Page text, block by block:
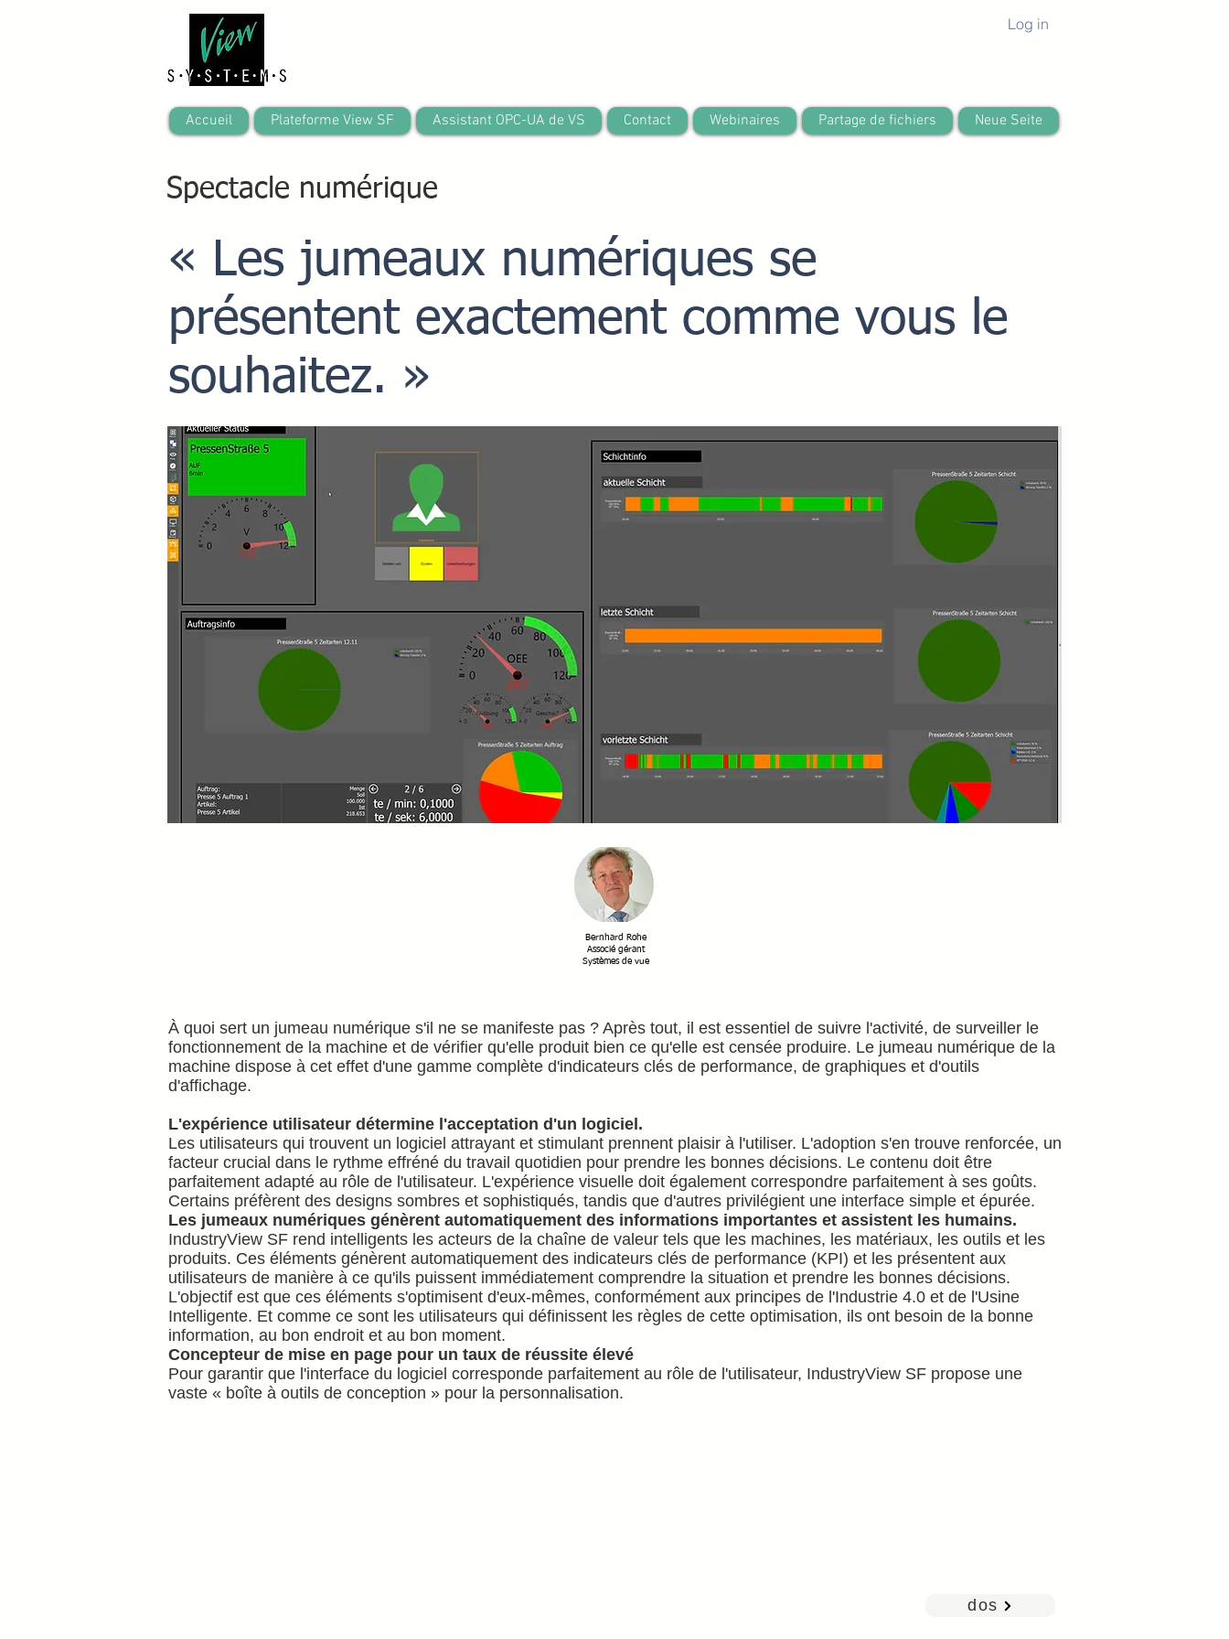
Log in
Accueil Plateforme View SF Assistant OPC-UA de VS Contact Webinaires Partage de fichiers Neue Seite
Spectacle numérique
« Les jumeaux numériques se
présentent exactement comme vous le
souhaitez. »
Bernhard Rohe
Associé gérant
Systèmes de vue
À quoi sert un jumeau numérique s'il ne se manifeste pas ? Après tout, il est essentiel de suivre l'activité, de surveiller le
fonctionnement de la machine et de vérifier qu'elle produit bien ce qu'elle est censée produire. Le jumeau numérique de la
machine dispose à cet effet d'une gamme complète d'indicateurs clés de performance, de graphiques et d'outils
d'affichage.
L'expérience utilisateur détermine l'acceptation d'un logiciel.
Les utilisateurs qui trouvent un logiciel attrayant et stimulant prennent plaisir à l'utiliser. L'adoption s'en trouve renforcée, un
facteur crucial dans le rythme effréné du travail quotidien pour prendre les bonnes décisions. Le contenu doit être
parfaitement adapté au rôle de l'utilisateur. L'expérience visuelle doit également correspondre parfaitement à ses goûts.
Certains préfèrent des designs sombres et sophistiqués, tandis que d'autres privilégient une interface simple et épurée.
Les jumeaux numériques génèrent automatiquement des informations importantes et assistent les humains.
IndustryView SF rend intelligents les acteurs de la chaîne de valeur tels que les machines, les matériaux, les outils et les
produits. Ces éléments génèrent automatiquement des indicateurs clés de performance (KPI) et les présentent aux
utilisateurs de manière à ce qu'ils puissent immédiatement comprendre la situation et prendre les bonnes décisions.
L'objectif est que ces éléments s'optimisent d'eux-mêmes, conformément aux principes de l'Industrie 4.0 et de l'Usine
Intelligente. Et comme ce sont les utilisateurs qui définissent les règles de cette optimisation, ils ont besoin de la bonne
information, au bon endroit et au bon moment.
Concepteur de mise en page pour un taux de réussite élevé
Pour garantir que l'interface du logiciel corresponde parfaitement au rôle de l'utilisateur, IndustryView SF propose une
vaste « boîte à outils de conception » pour la personnalisation.
dos